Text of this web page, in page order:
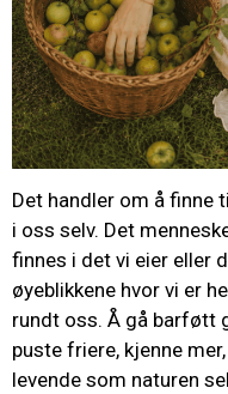
Det handler om å finne
i oss selv. Det
finnes i det vi eier eller
øyeblikkene hvor vi er
rundt oss. Å gå barføtt
puste friere, kjenne
levende som naturen